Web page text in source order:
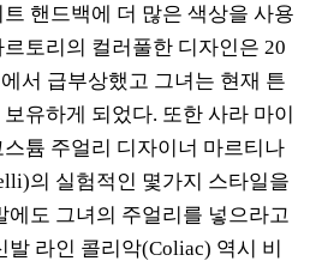
핸드백에 더 많은 색상을 사용
토리의 컬러풀한 디자인은 20
서 급부상했고 그녀는 현재 튼
유하게 되었다. 또한 사라 마이
튬 주얼리 디자이너 마르티나
의 실험적인 몇가지 스타일을
에도 그녀의 주얼리를 넣으라고
라인 콜리악(Coliac) 역시 비